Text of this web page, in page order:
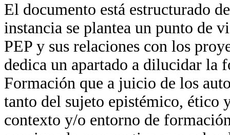
El documento está estructurado
instancia se plantea un punto de
PEP y sus relaciones con los
dedica un apartado a dilucidar la
Formación que a juicio de los
tanto del sujeto epistémico, ético
contexto y/o entorno de